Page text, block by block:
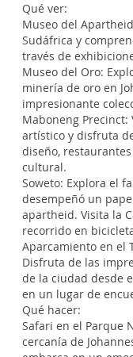
Qué ver:
Museo del
Sudáfrica y
través de
Museo del Oro:
minería de oro en
impresionante
Maboneng
artístico y disfruta
diseño,
cultural.
Soweto: Explora el
desempeñó un
apartheid. Visita la
recorrido en
Aparcamiento en el
Disfruta de las
de la ciudad desde
en un lugar de
Qué hacer:
Safari en el Parque
cercanía de